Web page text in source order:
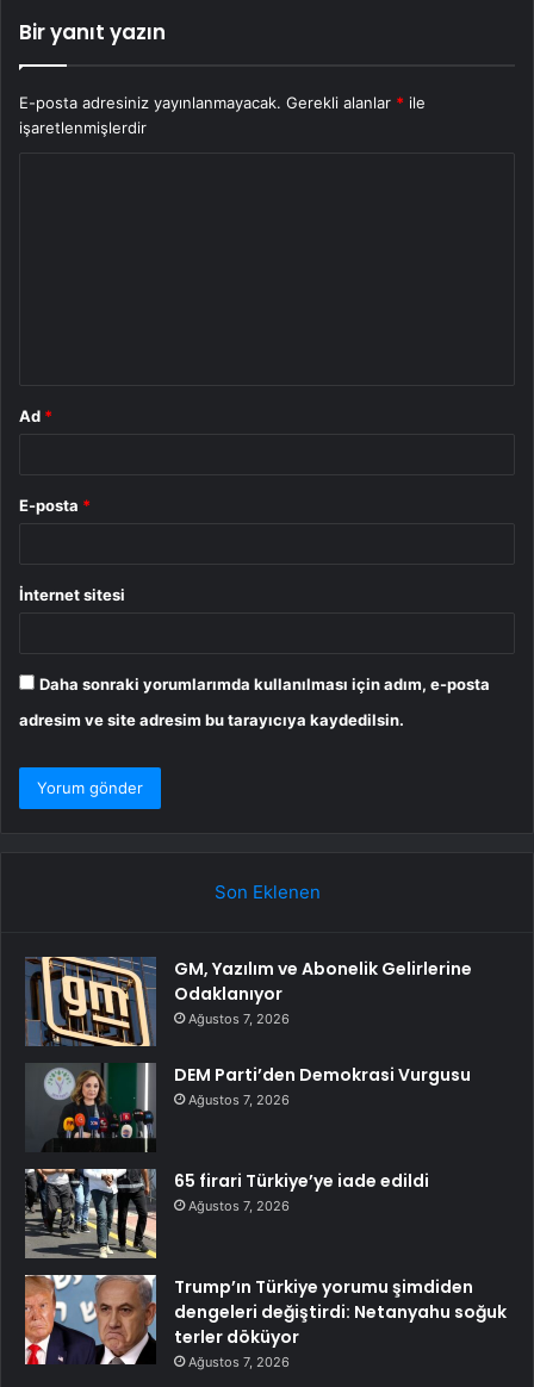
Bir yanıt yazın
E-posta adresiniz yayınlanmayacak. Gerekli alanlar * ile
işaretlenmişlerdir
Ad *
E-posta *
İnternet sitesi
Daha sonraki yorumlarımda kullanılması için adım, e-posta
adresim ve site adresim bu tarayıcıya kaydedilsin.
Son Eklenen
GM, Yazılım ve Abonelik Gelirlerine
Odaklanıyor
Ağustos 7, 2026
DEM Parti’den Demokrasi Vurgusu
Ağustos 7, 2026
65 firari Türkiye’ye iade edildi
Ağustos 7, 2026
Trump’ın Türkiye yorumu şimdiden
dengeleri değiştirdi: Netanyahu soğuk
terler döküyor
Ağustos 7, 2026